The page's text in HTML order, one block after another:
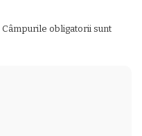
Câmpurile obligatorii sunt